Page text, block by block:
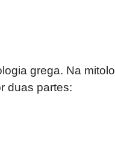
grega. Na
duas partes: